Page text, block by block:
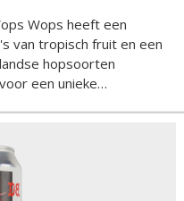
Wops heeft een
van tropisch fruit en een
hopsoorten
een unieke
dag.